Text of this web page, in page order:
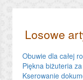
Losowe
Obuwie dla całej
Piękna biżuteria
Kserowanie